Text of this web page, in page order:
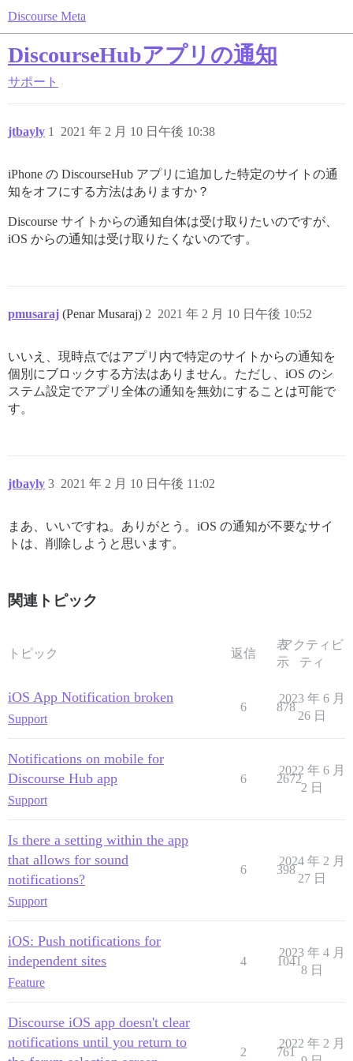
Discourse Meta
DiscourseHubアプリの通知
サポート
jtbayly 2021 年 2 月 10 日午後 10:38
1
iPhone の DiscourseHub アプリに追加した特定のサイトの通
知をオフにする方法はありますか？
Discourse サイトからの通知自体は受け取りたいのですが、
iOS からの通知は受け取りたくないのです。
pmusaraj (Penar Musaraj) 2021 年 2 月 10 日午後 10:52
2
いいえ、現時点ではアプリ内で特定のサイトからの通知を
個別にブロックする方法はありません。ただし、iOS のシ
ステム設定でアプリ全体の通知を無効にすることは可能で
す。
jtbayly 2021 年 2 月 10 日午後 11:02
3
まあ、いいですね。ありがとう。iOS の通知が不要なサイ
トは、削除しようと思います。
関連トピック
トピック 返信
表
示
アクティビ
ティ
iOS App Notification broken
Support
6 878
2023 年 6 月
26 日
Notifications on mobile for
Discourse Hub app
Support
6 2672
2022 年 6 月
2 日
Is there a setting within the app
that allows for sound
notifications?
Support
6 398
2024 年 2 月
27 日
iOS: Push notifications for
independent sites
Feature
4 1041
2023 年 4 月
8 日
Discourse iOS app doesn't clear
notifications until you return to
2 761
2022 年 2 月